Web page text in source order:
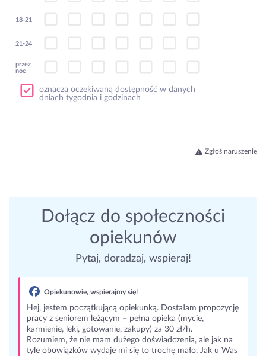
18-21
21-24
przez
noc
oznacza oczekiwaną dostępność w danych
dniach tygodnia i godzinach
Zgłoś naruszenie
Dołącz do społeczności
opiekunów
Pytaj, doradzaj, wspieraj!
Opiekunowie, wspierajmy się!
Hej, jestem początkującą opiekunką. Dostałam propozycję
pracy z seniorem leżącym – pełna opieka (mycie,
karmienie, leki, gotowanie, zakupy) za 30 zł/h.
Rozumiem, że nie mam dużego doświadczenia, ale jak na
tyle obowiązków wydaje mi się to trochę mało. Jak u Was